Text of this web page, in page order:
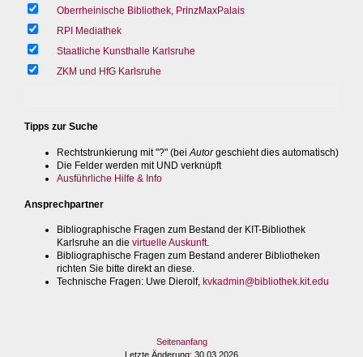
Oberrheinische Bibliothek, PrinzMaxPalais
RPI Mediathek
Staatliche Kunsthalle Karlsruhe
ZKM und HfG Karlsruhe
Tipps zur Suche
Rechtstrunkierung mit "?" (bei Autorgeschieht dies automatisch)
Die Felder werden mit UND verknüpft
Ausführliche Hilfe & Info
Ansprechpartner
Bibliographische Fragen zum Bestand der KIT-Bibliothek
Karlsruhe an die virtuelle Auskunft.
Bibliographische Fragen zum Bestand anderer Bibliotheken
richten Sie bitte direkt an diese.
Technische Fragen: Uwe Dierolf, kvkadmin@bibliothek.kit.edu
Seitenanfang
Letzte Änderung: 30.03.2026